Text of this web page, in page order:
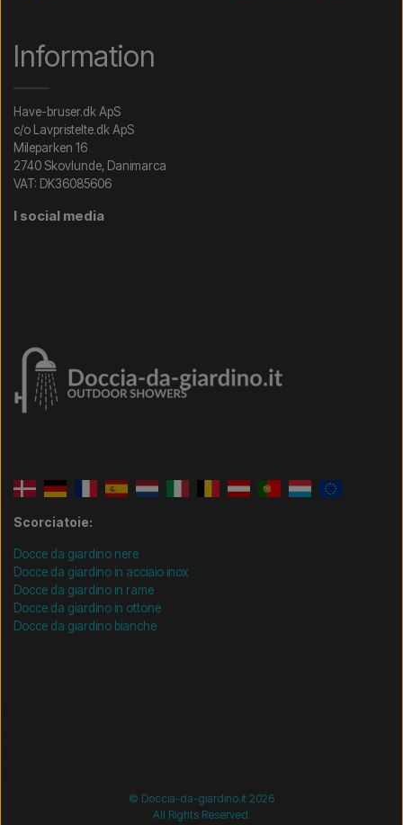
Information
Have-bruser.dk ApS
c/o Lavpristelte.dk ApS
Mileparken 16
2740 Skovlunde, Danimarca
VAT: DK36085606
I social media
Scorciatoie:
Docce da giardino nere
Docce da giardino in acciaio inox
Docce da giardino in rame
Docce da giardino in ottone
Docce da giardino bianche
© Doccia-da-giardino.it 2026
All Rights Reserved.